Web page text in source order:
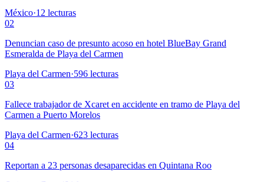
México·12 lecturas
02
Denuncian caso de presunto acoso en hotel BlueBay Grand
Esmeralda de Playa del Carmen
Playa del Carmen·596 lecturas
03
Fallece trabajador de Xcaret en accidente en tramo de Playa del
Carmen a Puerto Morelos
Playa del Carmen·623 lecturas
04
Reportan a 23 personas desaparecidas en Quintana Roo